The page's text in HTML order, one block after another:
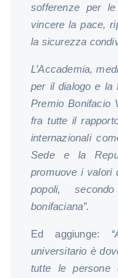
sofferenze per
vincere la pace,
la sicurezza
L’Accademia,
per il dialogo e la
Premio Bonifacio
fra tutte il
internazionali
Sede e la
promuove i valori
popoli,
bonifaciana”.
Ed aggiunge:
universitario è
tutte le persone